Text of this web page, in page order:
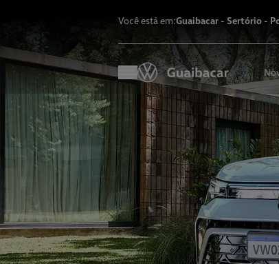
Você está em:Guaibacar - Sertório -